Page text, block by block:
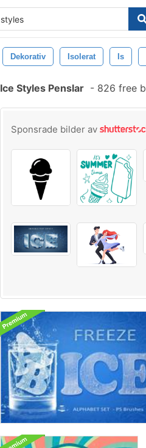
Dekorativ Isolerat Is
Ice Styles Penslar - 826 free
Sponsrade bilder av